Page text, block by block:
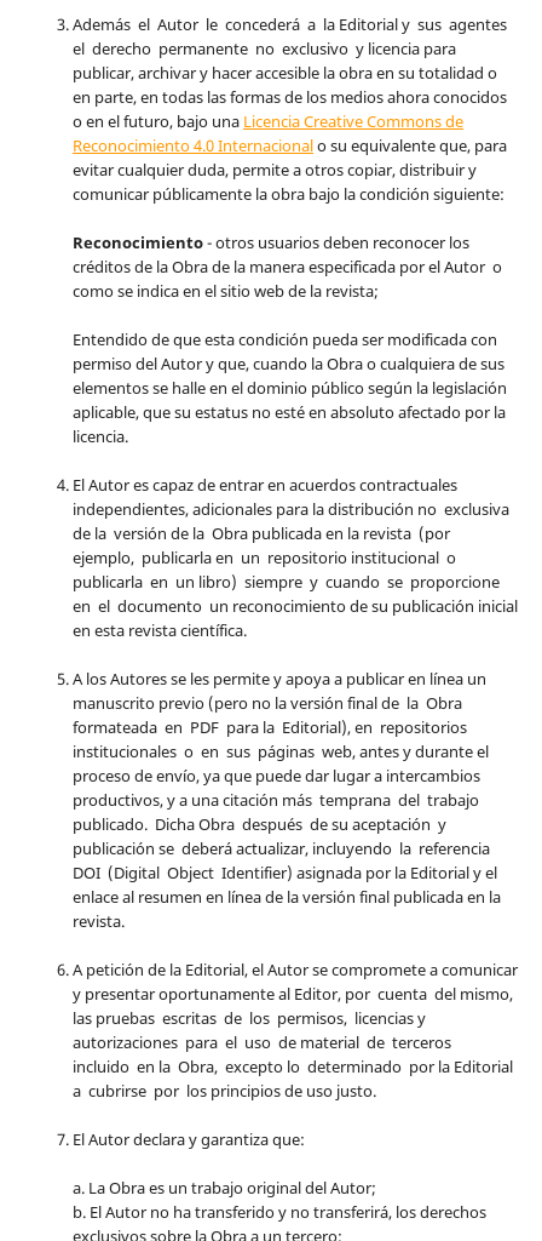
Además el Autor le concederá a la Editorial y sus agentes
el derecho permanente no exclusivo y licencia para
publicar, archivar y hacer accesible la obra en su totalidad o
en parte, en todas las formas de los medios ahora conocidos
o en el futuro, bajo una Licencia Creative Commons de
Reconocimiento 4.0 Internacionalo su equivalente que, para
evitar cualquier duda, permite a otros copiar, distribuir y
comunicar públicamente la obra bajo la condición siguiente:
Reconocimiento- otros usuarios deben reconocer los
créditos de la Obra de la manera especificada por el Autor o
como se indica en el sitio web de la revista;
Entendido de que esta condición pueda ser modificada con
permiso del Autor y que, cuando la Obra o cualquiera de sus
elementos se halle en el dominio público según la legislación
aplicable, que su estatus no esté en absoluto afectado por la
licencia.
El Autor es capaz de entrar en acuerdos contractuales
independientes, adicionales para la distribución no exclusiva
de la versión de la Obra publicada en la revista (por
ejemplo, publicarla en un repositorio institucional o
publicarla en un libro) siempre y cuando se proporcione
en el documento un reconocimiento de su publicación inicial
en esta revista científica.
A los Autores se les permite y apoya a publicar en línea un
manuscrito previo (pero no la versión final de la Obra
formateada en PDF para la Editorial), en repositorios
institucionales o en sus páginas web, antes y durante el
proceso de envío, ya que puede dar lugar a intercambios
productivos, y a una citación más temprana del trabajo
publicado. Dicha Obra después de su aceptación y
publicación se deberá actualizar, incluyendo la referencia
DOI (Digital Object Identifier) asignada por la Editorial y el
enlace al resumen en línea de la versión final publicada en la
revista.
A petición de la Editorial, el Autor se compromete a comunicar
y presentar oportunamente al Editor, por cuenta del mismo,
las pruebas escritas de los permisos, licencias y
autorizaciones para el uso de material de terceros
incluido en la Obra, excepto lo determinado por la Editorial
a cubrirse por los principios de uso justo.
El Autor declara y garantiza que:
a. La Obra es un trabajo original del Autor;
b. El Autor no ha transferido y no transferirá, los derechos